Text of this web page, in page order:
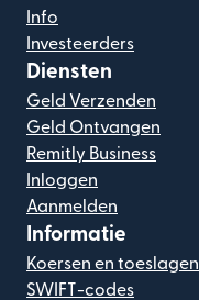
Info
Investeerders
Diensten
Geld Verzenden
Geld Ontvangen
Remitly Business
Inloggen
Aanmelden
Informatie
Koersen en toeslagen
SWIFT-codes